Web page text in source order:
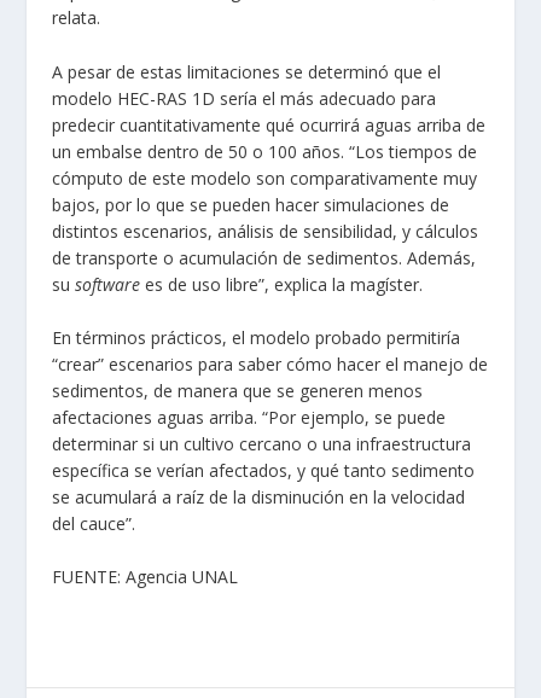
relata.
A pesar de estas limitaciones se determinó que el
modelo HEC-RAS 1D sería el más adecuado para
predecir cuantitativamente qué ocurrirá aguas arriba de
un embalse dentro de 50 o 100 años. “Los tiempos de
cómputo de este modelo son comparativamente muy
bajos, por lo que se pueden hacer simulaciones de
distintos escenarios, análisis de sensibilidad, y cálculos
de transporte o acumulación de sedimentos. Además,
su softwarees de uso libre”, explica la magíster.
En términos prácticos, el modelo probado permitiría
“crear” escenarios para saber cómo hacer el manejo de
sedimentos, de manera que se generen menos
afectaciones aguas arriba. “Por ejemplo, se puede
determinar si un cultivo cercano o una infraestructura
específica se verían afectados, y qué tanto sedimento
se acumulará a raíz de la disminución en la velocidad
del cauce”.
FUENTE: Agencia UNAL